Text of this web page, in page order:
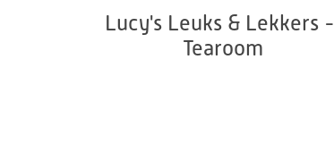
Lucy's Leuks & Lekkers -
Tearoom